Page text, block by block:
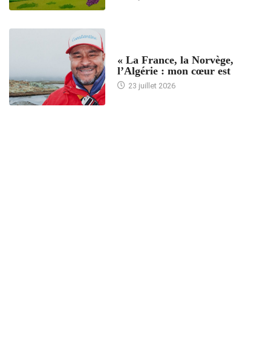
« La France, la Norvège,
l’Algérie : mon cœur est
23 juillet 2026